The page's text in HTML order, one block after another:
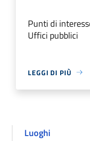
Punti di
Uffici pubblici
LEGGI DI PIÙ
Luoghi